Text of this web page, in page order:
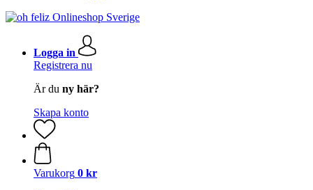
Logga in
Registrera nu
Är du ny här?
Skapa konto
Varukorg 0 kr